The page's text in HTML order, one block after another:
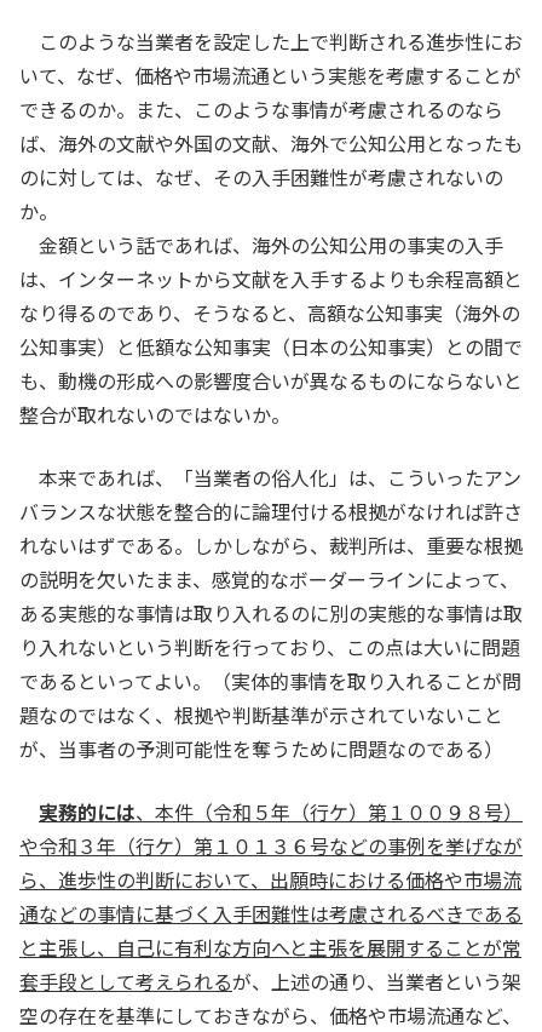
このような当業者を設定した上で判断される進歩性にお
いて、なぜ、価格や市場流通という実態を考慮することが
できるのか。また、このような事情が考慮されるのなら
ば、海外の文献や外国の文献、海外で公知公用となったも
のに対しては、なぜ、その入手困難性が考慮されないの
か。
金額という話であれば、海外の公知公用の事実の入手
は、インターネットから文献を入手するよりも余程高額と
なり得るのであり、そうなると、高額な公知事実（海外の
公知事実）と低額な公知事実（日本の公知事実）との間で
も、動機の形成への影響度合いが異なるものにならないと
整合が取れないのではないか。
本来であれば、「当業者の俗人化」は、こういったアン
バランスな状態を整合的に論理付ける根拠がなければ許さ
れないはずである。しかしながら、裁判所は、重要な根拠
の説明を欠いたまま、感覚的なボーダーラインによって、
ある実態的な事情は取り入れるのに別の実態的な事情は取
り入れないという判断を行っており、この点は大いに問題
であるといってよい。（実体的事情を取り入れることが問
題なのではなく、根拠や判断基準が示されていないこと
が、当事者の予測可能性を奪うために問題なのである）
実務的には、本件（令和５年（行ケ）第１００９８号）
や令和３年（行ケ）第１０１３６号などの事例を挙げなが
ら、進歩性の判断において、出願時における価格や市場流
通などの事情に基づく入手困難性は考慮されるべきである
と主張し、自己に有利な方向へと主張を展開することが常
套手段として考えられるが、上述の通り、当業者という架
空の存在を基準にしておきながら、価格や市場流通など、